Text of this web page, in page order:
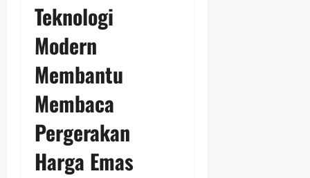
Teknologi
Modern
Membantu
Membaca
Pergerakan
Harga Emas